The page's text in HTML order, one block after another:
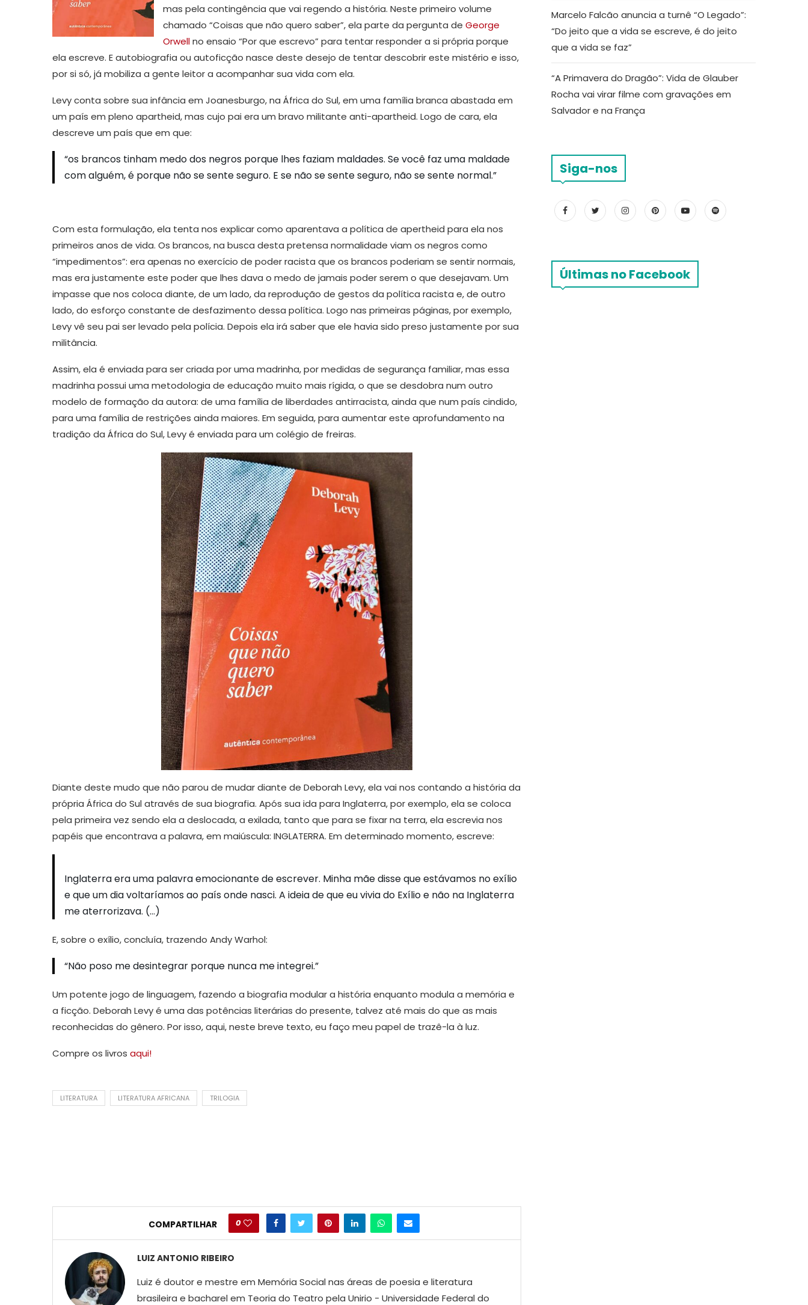
mas pela contingência que vai regendo a história. Neste primeiro volume
chamado “Coisas que não quero saber”, ela parte da pergunta de George
Orwellno ensaio “Por que escrevo” para tentar responder a si própria porque
ela escreve. E autobiografia ou autoficção nasce deste desejo de tentar descobrir este mistério e isso,
por si só, já mobiliza a gente leitor a acompanhar sua vida com ela.
Levy conta sobre sua infância em Joanesburgo, na África do Sul, em uma família branca abastada em
um país em pleno apartheid, mas cujo pai era um bravo militante anti-apartheid. Logo de cara, ela
descreve um país que em que:
“os brancos tinham medo dos negros porque lhes faziam maldades. Se você faz uma maldade
com alguém, é porque não se sente seguro. E se não se sente seguro, não se sente normal.”
Com esta formulação, ela tenta nos explicar como aparentava a política de apertheid para ela nos
primeiros anos de vida. Os brancos, na busca desta pretensa normalidade viam os negros como
“impedimentos”: era apenas no exercício de poder racista que os brancos poderiam se sentir normais,
mas era justamente este poder que lhes dava o medo de jamais poder serem o que desejavam. Um
impasse que nos coloca diante, de um lado, da reprodução de gestos da política racista e, de outro
lado, do esforço constante de desfazimento dessa política. Logo nas primeiras páginas, por exemplo,
Levy vê seu pai ser levado pela polícia. Depois ela irá saber que ele havia sido preso justamente por sua
militância.
Assim, ela é enviada para ser criada por uma madrinha, por medidas de segurança familiar, mas essa
madrinha possui uma metodologia de educação muito mais rígida, o que se desdobra num outro
modelo de formação da autora: de uma família de liberdades antirracista, ainda que num país cindido,
para uma família de restrições ainda maiores. Em seguida, para aumentar este aprofundamento na
tradição da África do Sul, Levy é enviada para um colégio de freiras.
Diante deste mudo que não parou de mudar diante de Deborah Levy, ela vai nos contando a história da
própria África do Sul através de sua biografia. Após sua ida para Inglaterra, por exemplo, ela se coloca
pela primeira vez sendo ela a deslocada, a exilada, tanto que para se fixar na terra, ela escrevia nos
papéis que encontrava a palavra, em maiúscula: INGLATERRA. Em determinado momento, escreve:
Inglaterra era uma palavra emocionante de escrever. Minha mãe disse que estávamos no exílio
e que um dia voltaríamos ao país onde nasci. A ideia de que eu vivia do Exílio e não na Inglaterra
me aterrorizava. (…)
E, sobre o exílio, concluía, trazendo Andy Warhol:
“Não poso me desintegrar porque nunca me integrei.”
Um potente jogo de linguagem, fazendo a biografia modular a história enquanto modula a memória e
a ficção. Deborah Levy é uma das potências literárias do presente, talvez até mais do que as mais
reconhecidas do gênero. Por isso, aqui, neste breve texto, eu faço meu papel de trazê-la à luz.
Compre os livros aqui!
LITERATURA LITERATURA AFRICANA TRILOGIA
COMPARTILHAR 0
LUIZ ANTONIO RIBEIRO
Luiz é doutor e mestre em Memória Social nas áreas de poesia e literatura
brasileira e bacharel em Teoria do Teatro pela Unirio - Universidade Federal do
Marcelo Falcão anuncia a turnê “O Legado”:
“Do jeito que a vida se escreve, é do jeito
que a vida se faz”
“A Primavera do Dragão”: Vida de Glauber
Rocha vai virar filme com gravações em
Salvador e na França
Siga-nos
Últimas no Facebook